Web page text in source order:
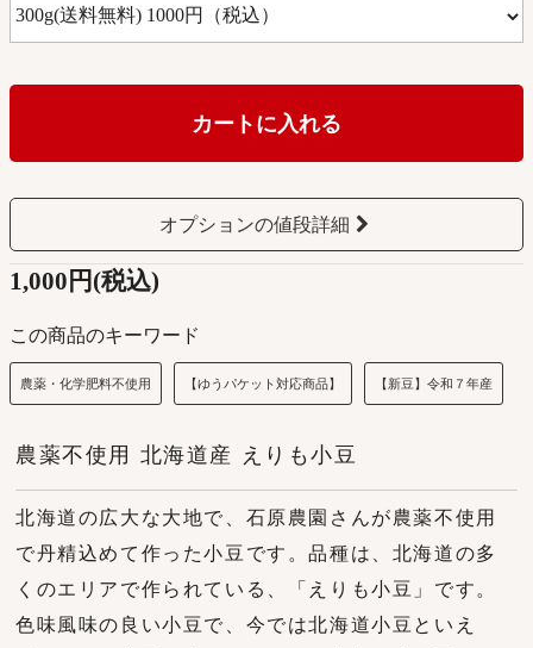
カートに入れる
オプションの値段詳細
1,000円(税込)
この商品のキーワード
農薬・化学肥料不使用 【ゆうパケット対応商品】 【新豆】令和７年産
農薬不使用 北海道産 えりも小豆
北海道の広大な大地で、石原農園さんが農薬不使用
で丹精込めて作った小豆です。品種は、北海道の多
くのエリアで作られている、「えりも小豆」です。
色味風味の良い小豆で、今では北海道小豆といえ